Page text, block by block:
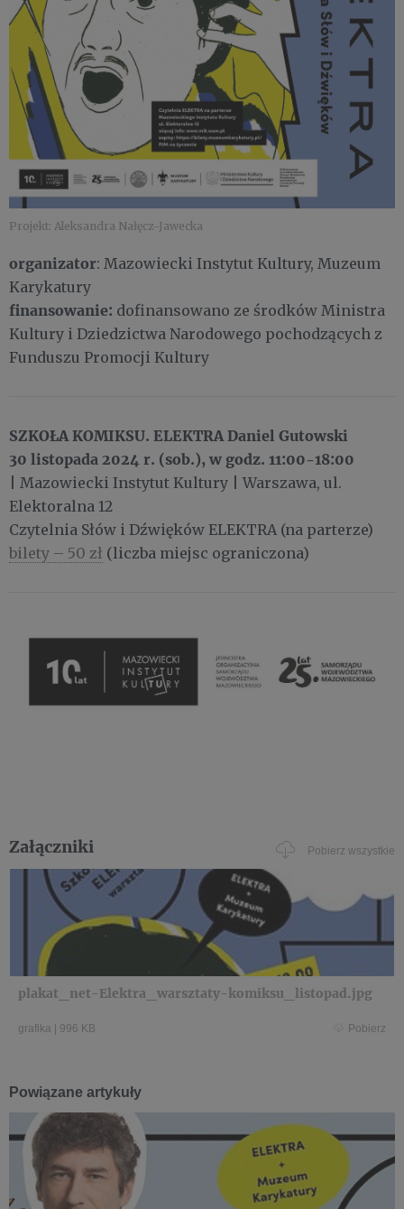
Projekt: Aleksandra Nałęcz-Jawecka
organizator: Mazowiecki Instytut Kultury, Muzeum
Karykatury
finansowanie: dofinansowano ze środków Ministra
Kultury i Dziedzictwa Narodowego pochodzących z
Funduszu Promocji Kultury
SZKOŁA KOMIKSU. ELEKTRA Daniel Gutowski
30 listopada 2024 r. (sob.), w godz. 11:00-18:00
| Mazowiecki Instytut Kultury | Warszawa, ul.
Elektoralna 12
Czytelnia Słów i Dźwięków ELEKTRA (na parterze)
bilety – 50 zł (liczba miejsc ograniczona)
Załączniki Pobierz wszystkie
plakat_net-Elektra_warsztaty-komiksu_listopad.jpg
grafika 996 KB Pobierz
Powiązane artykuły